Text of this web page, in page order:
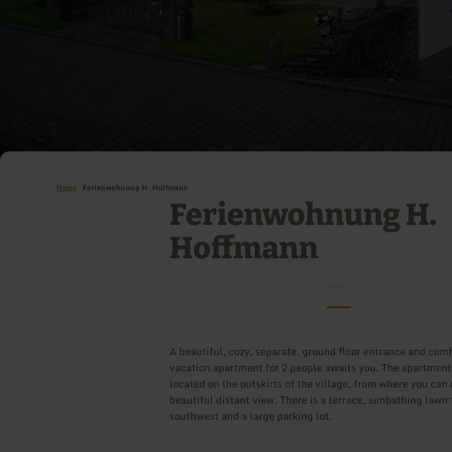
Home Ferienwohnung H. Hoffmann
Ferienwohnung H.
Hoffmann
A beautiful, cozy, separate, ground floor entrance and
vacation apartment for 2 people awaits you. The
located on the outskirts of the village, from where you can
beautiful distant view. There is a terrace, sunbathing
southwest and a large parking lot.